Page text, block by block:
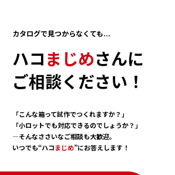
3 . March
2 . February
2 . February
1 . January
7 . July
5 . May
4 . April
2 . February
1 . January
8 . August
7 . July
6 . June
5 . May
3 . March
カタログで見つからなくても...
ハコまじめさんに
ご相談ください！
「こんな箱って試作でつくれますか？」
「小ロットでも対応できるのでしょうか？」
―そんなささいなご相談も大歓迎。
いつでも“ハコまじめ”にお答えします！